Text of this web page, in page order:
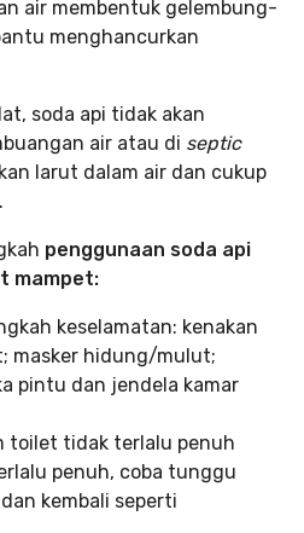
air membentuk gelembung-
menghancurkan
soda api tidak akan
air atau di septic
larut dalam air dan cukup
penggunaan soda api
mampet:
keselamatan: kenakan
masker hidung/mulut;
pintu dan jendela kamar
toilet tidak terlalu penuh
penuh, coba tunggu
kembali seperti